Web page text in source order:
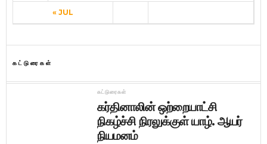
« JUL
கட்டுரைகள்
கட்டுரைகள்
கர்தினாலின் ஒற்றையாட்சி
நிகழ்ச்சி நிரலுக்குள் யாழ். ஆயர்
நியமனம்